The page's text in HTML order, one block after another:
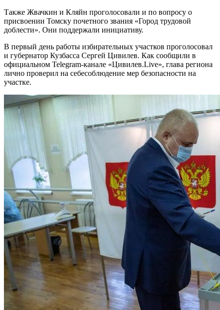
Также Жвачкин и Кляйн проголосовали и по вопросу о
присвоении Томску почетного звания «Город трудовой
доблести». Они поддержали инициативу.
В первый день работы избирательных участков проголосовал
и губернатор Кузбасса Сергей Цивилев. Как сообщили в
официальном Telegram-канале «Цивилев.Live», глава региона
лично проверил на себесоблюдение мер безопасности на
участке.